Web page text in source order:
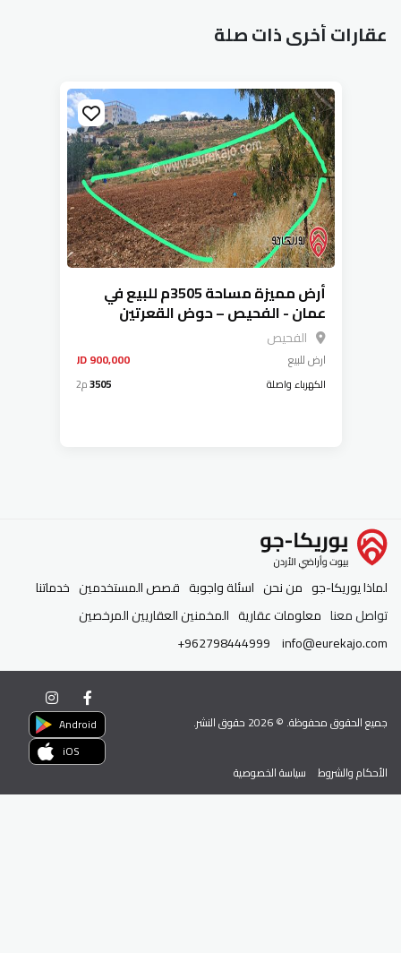
عقارات أخرى ذات صلة
أرض مميزة مساحة 3505م للبيع في
عمان - الفحيص – حوض القعرتين
الفحيص
ارضللبيع 900,000 JD
الكهرباء واصلة 3505م2
لماذا يوريكا-جو من نحن اسئلة واجوبة قصص المستخدمين خدماتنا
تواصل معنا معلومات عقارية المخمنين العقاريين المرخصين
info@eurekajo.com
+962798444999
جميع الحقوق محفوظة. ©2026 حقوق النشر.
Android
iOS
الأحكام والشروط
سياسة الخصوصية